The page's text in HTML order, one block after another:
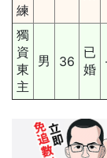
練
獨
資
東
主
男 36
已
婚